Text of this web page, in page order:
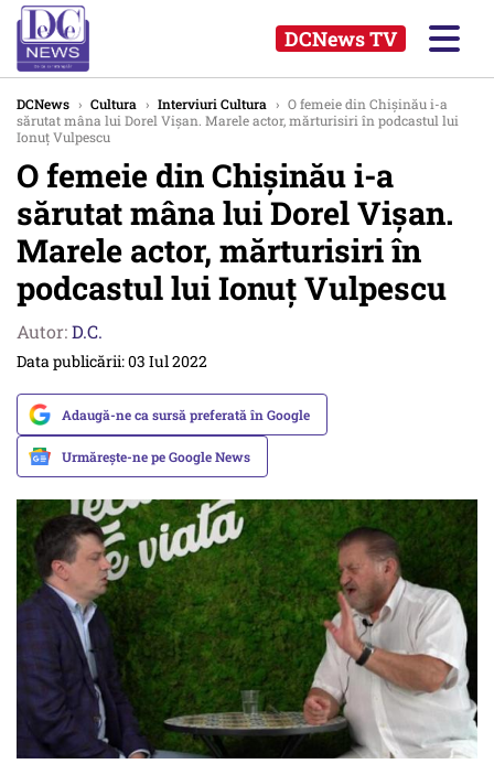
DCNews TV
DCNews › Cultura › Interviuri Cultura › O femeie din Chișinău i-a
sărutat mâna lui Dorel Vișan. Marele actor, mărturisiri în podcastul lui
Ionuț Vulpescu
O femeie din Chișinău i-a
sărutat mâna lui Dorel Vișan.
Marele actor, mărturisiri în
podcastul lui Ionuț Vulpescu
Autor:D.C.
Data publicării: 03 Iul 2022
Adaugă-ne ca sursă preferată în Google
Urmărește-ne pe Google News